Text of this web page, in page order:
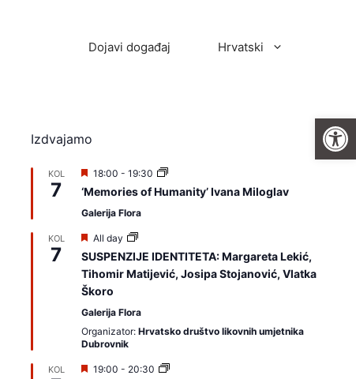
Dojavi događaj Hrvatski
Izdvajamo
KOL
7
I
z
d
v
j
m
o
18:00 - 19:30
‘Memories of Humanity’ Ivana Miloglav
Galerija Flora
KOL
7
I
z
d
v
a
a
o
All day
SUSPENZIJE IDENTITETA: Margareta Lekić,
Tihomir Matijević, Josipa Stojanović, Vlatka
Škoro
Galerija Flora
Organizator: Hrvatsko društvo likovnih umjetnika
Dubrovnik
KOL
I19:00 - 20:30